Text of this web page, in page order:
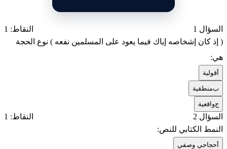
السؤال 1
النقاط: 1
( إذ كان إشخاصه إياك فيما يعود على المسلمين نفعه ) نوع الحجة
هي:
قولية
بمنطقية
جواقعية
السؤال 2
النقاط: 1
النمط الكتابي للنص:
حجاجي وصفي